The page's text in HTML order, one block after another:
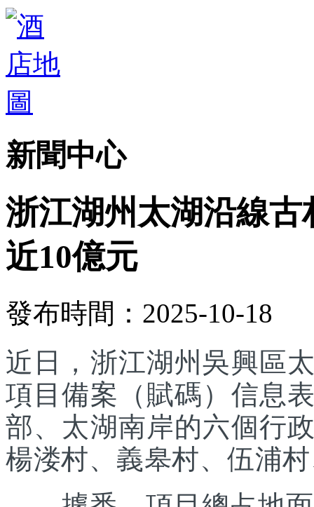
新聞中心
浙江湖州太湖沿線
近10億元
發布時間：2025-10-18
近日，浙江湖州吳興區
項目備案（賦碼）信息
部、太湖南岸的六個行
楊溇村、義皋村、伍浦